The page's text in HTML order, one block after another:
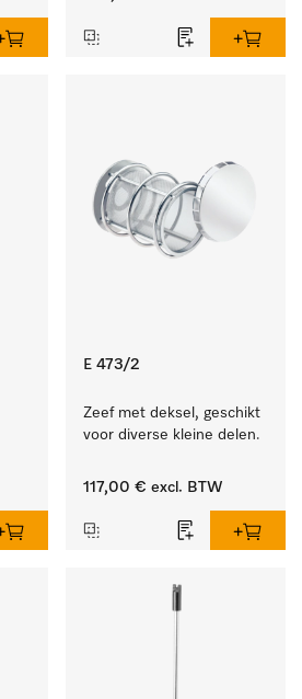
E 473/2
Zeef met deksel, geschikt
voor diverse kleine delen.
117,00 € excl. BTW